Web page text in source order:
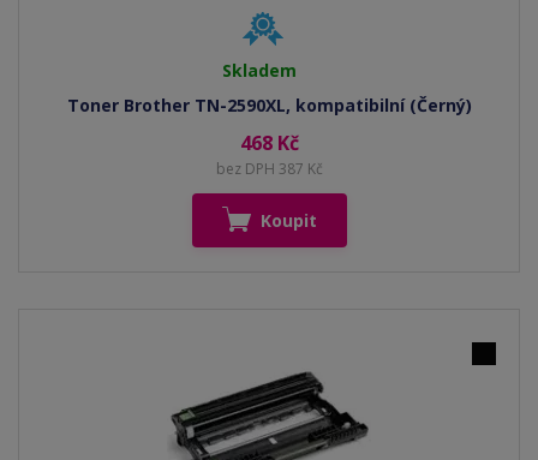
Skladem
Toner Brother TN-2590XL, kompatibilní (Černý)
468 Kč
bez DPH 387 Kč
Koupit